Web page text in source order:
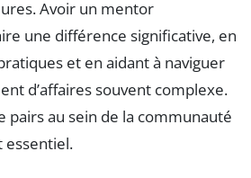
Avoir un mentor
une différence significative, en
et en aidant à naviguer
d’affaires souvent complexe.
pairs au sein de la communauté
essentiel.